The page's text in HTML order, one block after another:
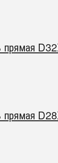
прямая
прямая